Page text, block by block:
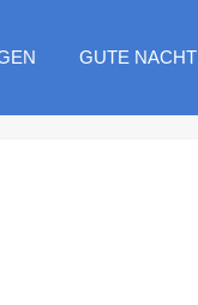
GUTE NACHT